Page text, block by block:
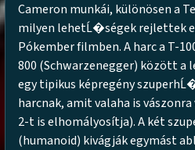
Cameron munkái, különösen a
milyen lehetĹ�ségek rejlettek
Pókember filmben. A harc a T-
800 (Schwarzenegger) között a
egy tipikus képregény
harcnak, amit valaha is
2-t is elhomályosítja). A két
(humanoid) kivágják egymást